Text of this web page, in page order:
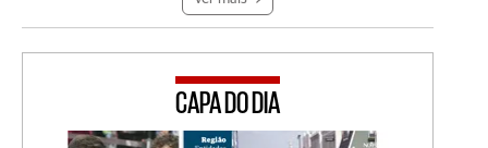
CAPA DO DIA